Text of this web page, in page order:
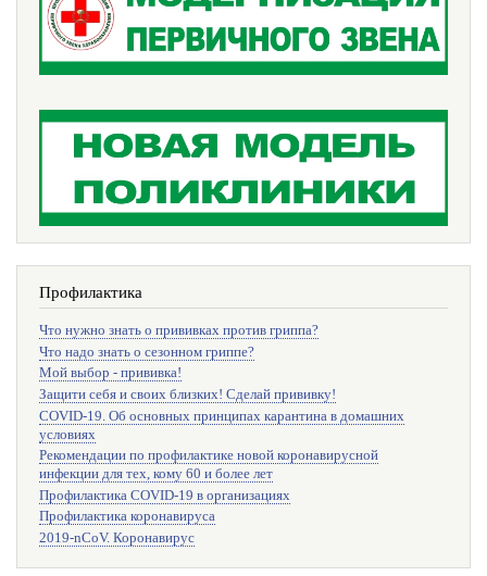
Профилактика
Что нужно знать о прививках против гриппа?
Что надо знать о сезонном гриппе?
Мой выбор - прививка!
Защити себя и своих близких! Сделай прививку!
COVID-19. Об основных принципах карантина в домашних
условиях
Рекомендации по профилактике новой коронавирусной
инфекции для тех, кому 60 и более лет
Профилактика COVID-19 в организациях
Профилактика коронавируса
2019-nCoV. Коронавирус